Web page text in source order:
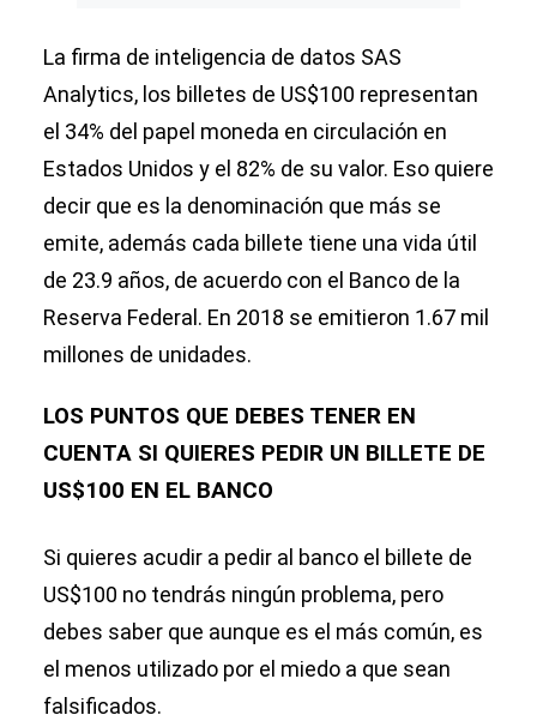
La firma de inteligencia de datos SAS
Analytics, los billetes de US$100 representan
el 34% del papel moneda en circulación en
Estados Unidos y el 82% de su valor. Eso quiere
decir que es la denominación que más se
emite, además cada billete tiene una vida útil
de 23.9 años, de acuerdo con el Banco de la
Reserva Federal. En 2018 se emitieron 1.67 mil
millones de unidades.
LOS PUNTOS QUE DEBES TENER EN
CUENTA SI QUIERES PEDIR UN BILLETE DE
US$100 EN EL BANCO
Si quieres acudir a pedir al banco el billete de
US$100 no tendrás ningún problema, pero
debes saber que aunque es el más común, es
el menos utilizado por el miedo a que sean
falsificados.